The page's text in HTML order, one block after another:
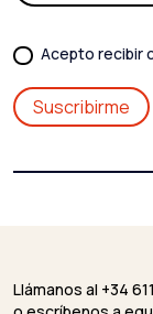
Acepto recibir
Llámanos al +34